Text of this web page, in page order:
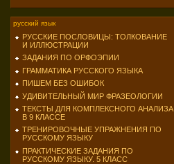
русский язык
РУССКИЕ ПОСЛОВИЦЫ: ТОЛКОВАНИЕ
И ИЛЛЮСТРАЦИИ
ЗАДАНИЯ ПО ОРФОЭПИИ
ГРАММАТИКА РУССКОГО ЯЗЫКА
ПИШЕМ БЕЗ ОШИБОК
УДИВИТЕЛЬНЫЙ МИР ФРАЗЕОЛОГИИ
ТЕКСТЫ ДЛЯ КОМПЛЕКСНОГО АНАЛИЗА
В 9 КЛАССЕ
ТРЕНИРОВОЧНЫЕ УПРАЖНЕНИЯ ПО
РУССКОМУ ЯЗЫКУ
ПРАКТИЧЕСКИЕ ЗАДАНИЯ ПО
РУССКОМУ ЯЗЫКУ. 5 КЛАСС